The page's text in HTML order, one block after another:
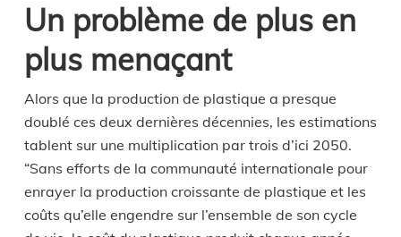
Un problème de plus en
plus menaçant
Alors que la production de plastique a presque
doublé ces deux dernières décennies, les estimations
tablent sur une multiplication par trois d’ici 2050.
“Sans efforts de la communauté internationale pour
enrayer la production croissante de plastique et les
coûts qu’elle engendre sur l’ensemble de son cycle